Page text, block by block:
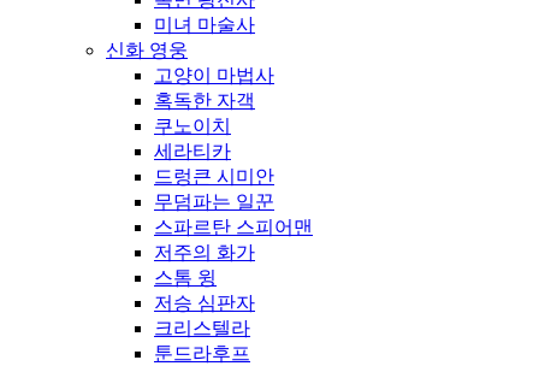
미녀 마술사
신화 영웅
고양이 마법사
혹독한 자객
쿠노이치
세라티카
드렁큰 시미안
무덤파는 일꾼
스파르탄 스피어맨
저주의 화가
스톰 윙
저승 심판자
크리스텔라
툰드라후프